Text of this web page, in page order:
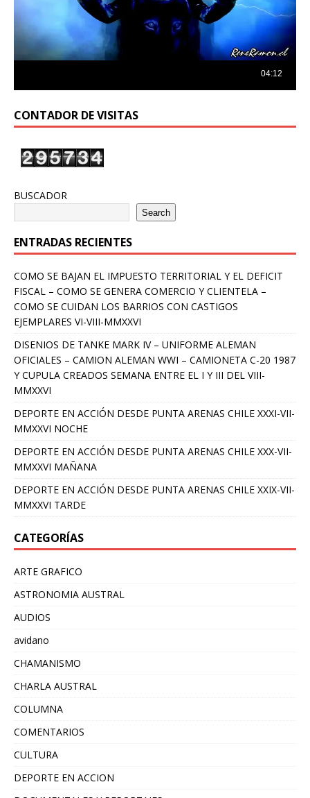
CONTADOR DE VISITAS
BUSCADOR
Search
ENTRADAS RECIENTES
COMO SE BAJAN EL IMPUESTO TERRITORIAL Y EL DEFICIT
FISCAL – COMO SE GENERA COMERCIO Y CLIENTELA –
COMO SE CUIDAN LOS BARRIOS CON CASTIGOS
EJEMPLARES VI-VIII-MMXXVI
DISENIOS DE TANKE MARK IV – UNIFORME ALEMAN
OFICIALES – CAMION ALEMAN WWI – CAMIONETA C-20 1987
Y CUPULA CREADOS SEMANA ENTRE EL I Y III DEL VIII-
MMXXVI
DEPORTE EN ACCIÓN DESDE PUNTA ARENAS CHILE XXXI-VII-
MMXXVI NOCHE
DEPORTE EN ACCIÓN DESDE PUNTA ARENAS CHILE XXX-VII-
MMXXVI MAÑANA
DEPORTE EN ACCIÓN DESDE PUNTA ARENAS CHILE XXIX-VII-
MMXXVI TARDE
CATEGORÍAS
ARTE GRAFICO
ASTRONOMIA AUSTRAL
AUDIOS
avidano
CHAMANISMO
CHARLA AUSTRAL
COLUMNA
COMENTARIOS
CULTURA
DEPORTE EN ACCION